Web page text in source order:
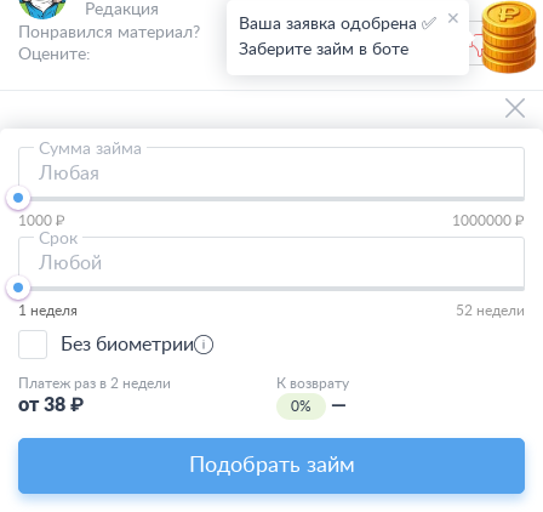
Любая
Сумма займа
1000 ₽ 1000000 ₽
Любой
Срок
1 неделя 52 недели
Без биометрии
Платеж раз в 2 недели
от38 ₽
К возврату
0%
—
Подобрать займ
Редакция
Понравился материал?
Оцените:
0
Другие микрозаймы
Займы
Быстрый
На карту
На карту онлайн
Онлайн
С плохой кредитной историей
Без отказа
Ваша заявка одобрена ✅
Заберите займ в боте